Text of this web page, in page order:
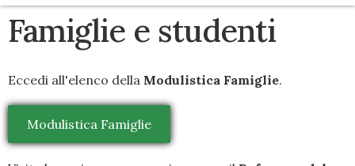
Famiglie e studenti
Eccedi all'elenco della Modulistica Famiglie.
Modulistica Famiglie